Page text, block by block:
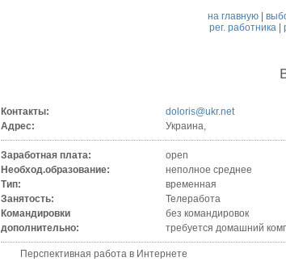
на главную|
рег. работника |
Контакты:
doloris@ukr.net
Адрес:
Украина,
Заработная плата:
open
Необход.образование:
неполное среднее
Тип:
временная
Занятость:
Телеработа
Командировки
без командировок
дополнительно:
требуется домашний
Перспективная работа в Интернете